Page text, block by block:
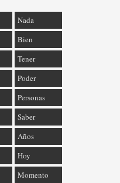
Nada
Bien
Tener
Poder
Personas
Saber
Años
Hoy
Momento